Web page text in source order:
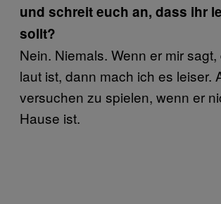
und schreit euch an, dass ihr
sollt?
Nein. Niemals. Wenn er mir
laut ist, dann mach ich es leiser.
versuchen zu spielen, wenn er
Hause ist.